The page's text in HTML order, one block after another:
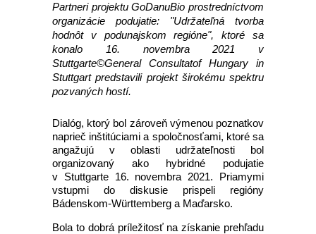
Partneri projektu GoDanuBio prostredníctvom
organizácie podujatie: "Udržateľná tvorba
hodnôt v podunajskom regióne", ktoré sa
konalo 16. novembra 2021 v
Stuttgarte©General Consultatof Hungary in
Stuttgart predstavili projekt širokému spektru
pozvaných hostí.
Dialóg, ktorý bol zároveň výmenou poznatkov
naprieč inštitúciami a spoločnosťami, ktoré sa
angažujú v oblasti udržateľnosti bol
organizovaný ako hybridné podujatie
v Stuttgarte 16. novembra 2021. Priamymi
vstupmi do diskusie prispeli regióny
Bádenskom-Württemberg a Maďarsko.
Bola to dobrá príležitosť na získanie prehľadu